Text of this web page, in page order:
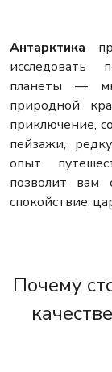
Антарктика
исследовать
планеты —
природной
приключение,
пейзажи,
опыт
позволит
спокойствие,
Почему